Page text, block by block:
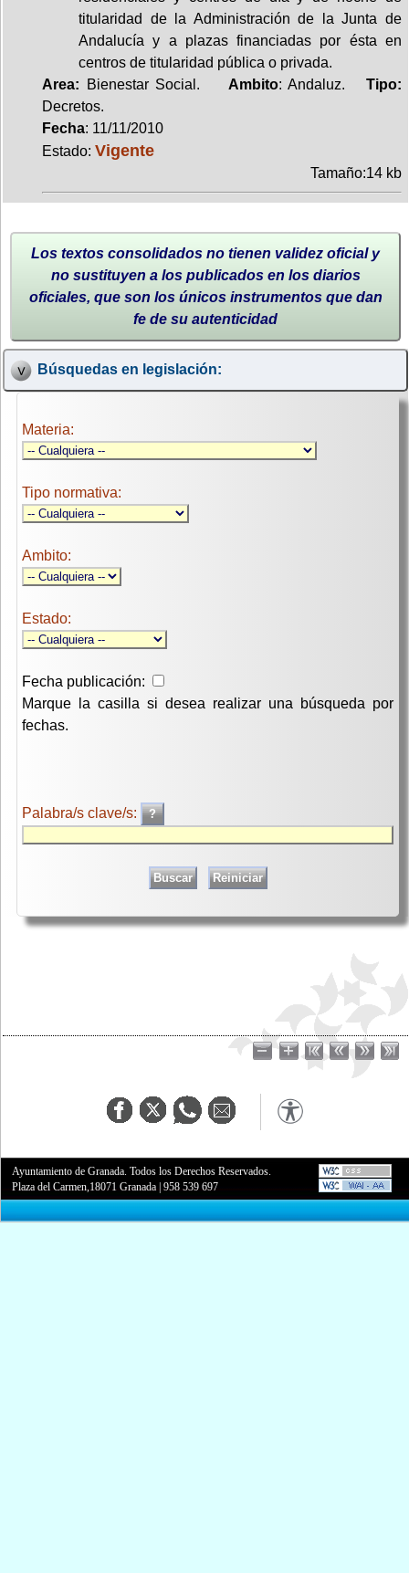
titularidad de la Administración de la Junta de
Andalucía y a plazas financiadas por ésta en
centros de titularidad pública o privada.
Area: Bienestar Social. Ambito: Andaluz.Tipo:
Decretos.
Fecha: 11/11/2010
Estado: Vigente
Tamaño:14 kb
Los textos consolidados no tienen validez oficial y
no sustituyen a los publicados en los diarios
oficiales, que son los únicos instrumentos que dan
fe de su autenticidad
Búsquedas en legislación:
Materia:
Tipo normativa:
Ambito:
Estado:
Fecha publicación:
Marque la casilla si desea realizar una búsqueda por
fechas.
Palabra/s clave/s:
Ayuntamiento de Granada. Todos los Derechos Reservados.
Plaza del Carmen,18071 Granada |958 539 697